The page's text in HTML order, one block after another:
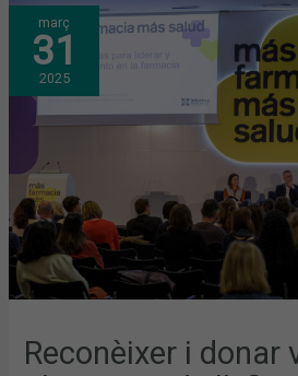
març
31
2025
Reconèixer i
RECONÈIXER
I
DONAR
VISIBILITAT
ALS
EQUIPS
DE
DE
FONAMENTAL
TENIR
ÈXIT